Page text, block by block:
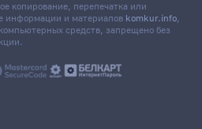
копирование, перепечатка или
информации и материалов komkur.info,
средств, запрещено без